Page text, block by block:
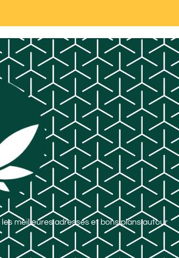
les meilleures adresses et bons plans autour